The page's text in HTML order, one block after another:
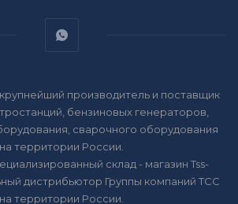
производитель и поставщик
бензиновых генераторов,
сварочного оборудования
на территории России.
склад - магазин Tss-
дистрибьютор Группы компаний ТСС
на территории России.